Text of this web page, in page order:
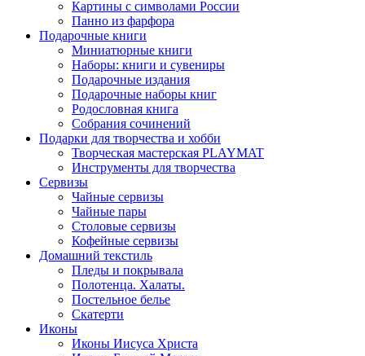
Картины с символами России
Панно из фарфора
Подарочные книги
Миниатюрные книги
Наборы: книги и сувениры
Подарочные издания
Подарочные наборы книг
Родословная книга
Собрания сочинений
Подарки для творчества и хобби
Творческая мастерская PLAYMAT
Инструменты для творчества
Cервизы
Чайные сервизы
Чайные пары
Столовые сервизы
Кофейные сервизы
Домашний текстиль
Пледы и покрывала
Полотенца. Халаты.
Постельное белье
Скатерти
Иконы
Иконы Иисуса Христа